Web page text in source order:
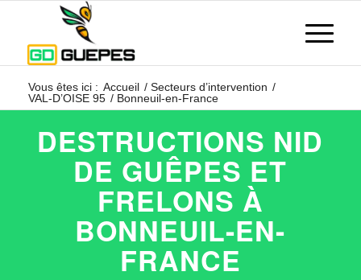
Vous êtes ici : Accueil / Secteurs d’intervention /
VAL-D’OISE 95 / Bonneuil-en-France
DESTRUCTIONS NID
DE GUÊPES ET
FRELONS À
BONNEUIL-EN-
FRANCE